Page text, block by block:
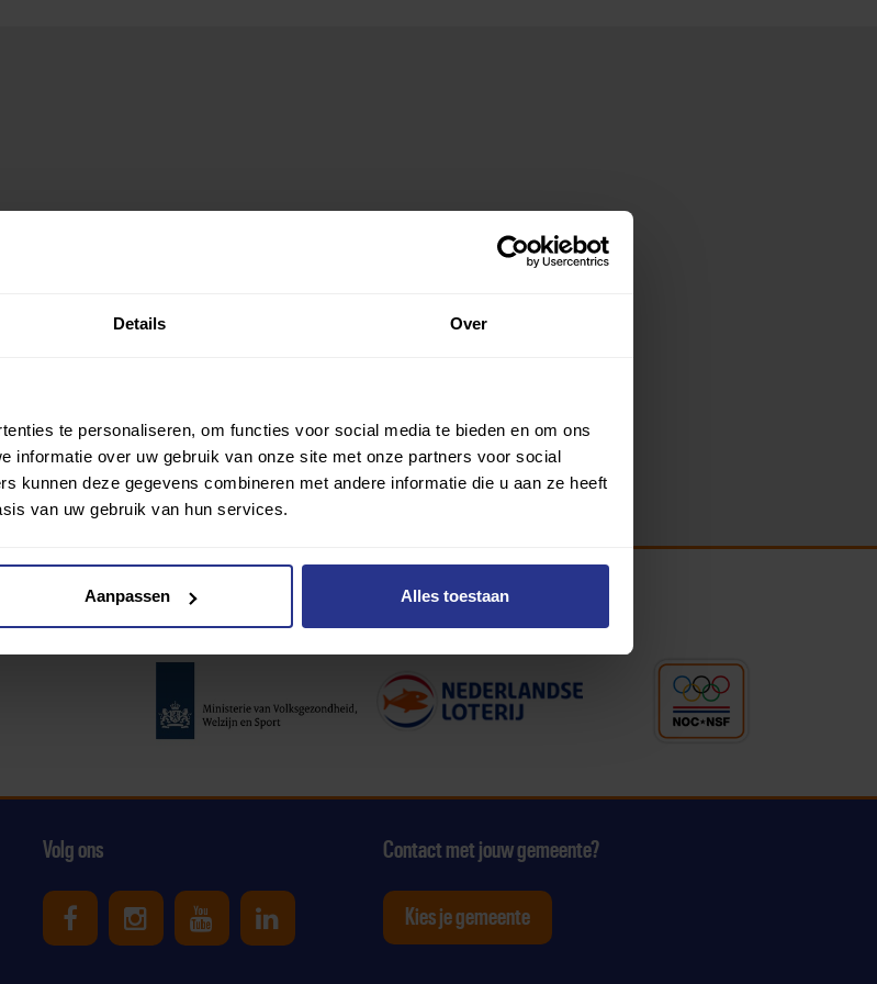
Details Over
te personaliseren, om functies voor social media te bieden en om ons
informatie over uw gebruik van onze site met onze partners voor social
kunnen deze gegevens combineren met andere informatie die u aan ze heeft
van uw gebruik van hun services.
Aanpassen Alles toestaan
Partners:
Volg ons
Uniek Sporten op Facebook
Uniek Sporten op Instagram
Uniek Sporten op Youtube
Uniek Sporten op Linkedin
Contact met jouw gemeente?
Kies je gemeente